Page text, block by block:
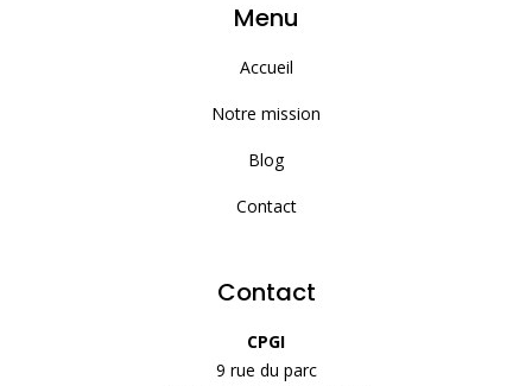
Menu
Accueil
Notre mission
Blog
Contact
Contact
CPGI
9 rue du parc